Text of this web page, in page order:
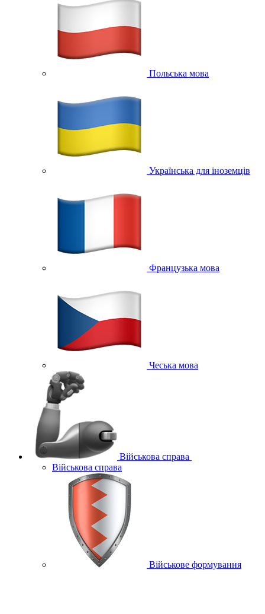
Польська мова
Українська для іноземців
Французька мова
Чеська мова
Військова справа
Військова справа
Військове формування